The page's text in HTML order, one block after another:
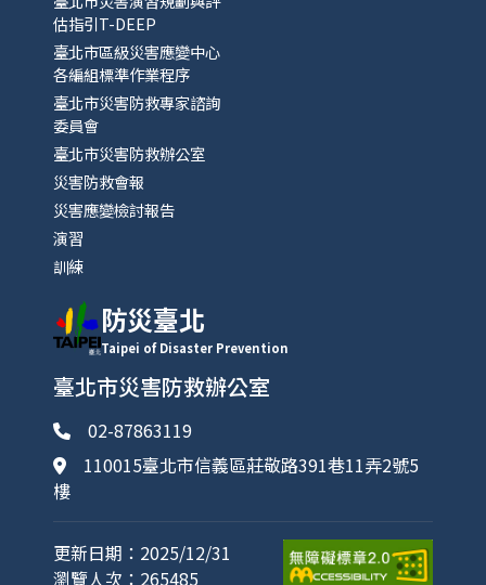
估指引T-DEEP
臺北市區級災害應變中心
各編組標準作業程序
臺北市災害防救專家諮詢
委員會
臺北市災害防救辦公室
災害防救會報
災害應變檢討報告
演習
訓練
防災臺北
Taipei of Disaster Prevention
臺北市災害防救辦公室
02-87863119
110015臺北市信義區莊敬路391巷11弄2號5
樓
更新日期：2025/12/31
瀏覽人次：265485